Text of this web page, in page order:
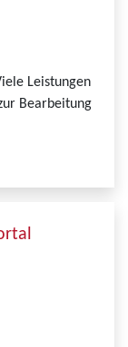
Leistungen
Bearbeitung